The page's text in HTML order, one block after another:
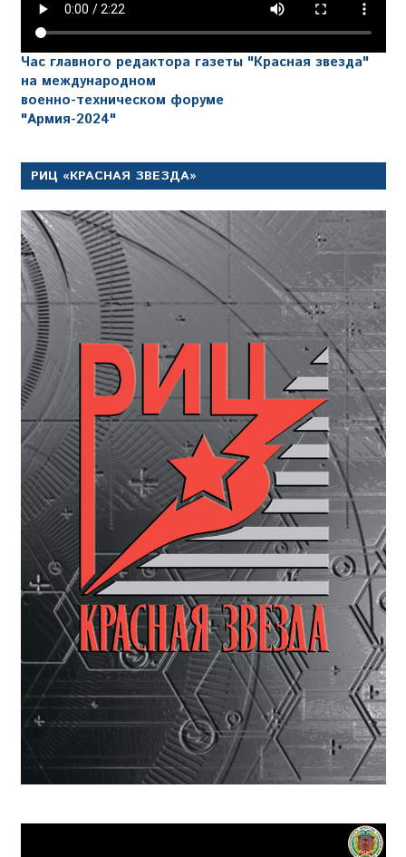
Час главного редактора газеты "Красная звезда"
на международном
военно-техническом форуме
"Армия-2024"
РИЦ «КРАСНАЯ ЗВЕЗДА»